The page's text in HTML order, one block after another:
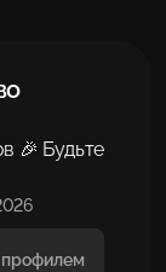
🎉 Будьте
профилем